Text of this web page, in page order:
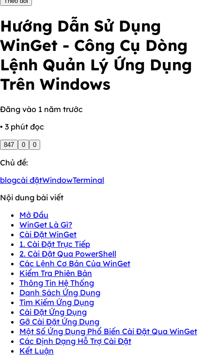
Hướng Dẫn Sử Dụng
WinGet - Công Cụ Dòng
Lệnh Quản Lý Ứng Dụng
Trên Windows
Đăng vào 1 năm trước
• 3 phút đọc
847 0 0
Chủ đề:
blogcài đặtWindowTerminal
Nội dung bài viết
Mở Đầu
WinGet Là Gì?
Cài Đặt WinGet
1. Cài Đặt Trực Tiếp
2. Cài Đặt Qua PowerShell
Các Lệnh Cơ Bản Của WinGet
Kiểm Tra Phiên Bản
Thông Tin Hệ Thống
Danh Sách Ứng Dụng
Tìm Kiếm Ứng Dụng
Cài Đặt Ứng Dụng
Gỡ Cài Đặt Ứng Dụng
Một Số Ứng Dụng Phổ Biến Cài Đặt Qua WinGet
Các Định Dạng Hỗ Trợ Cài Đặt
Kết Luận